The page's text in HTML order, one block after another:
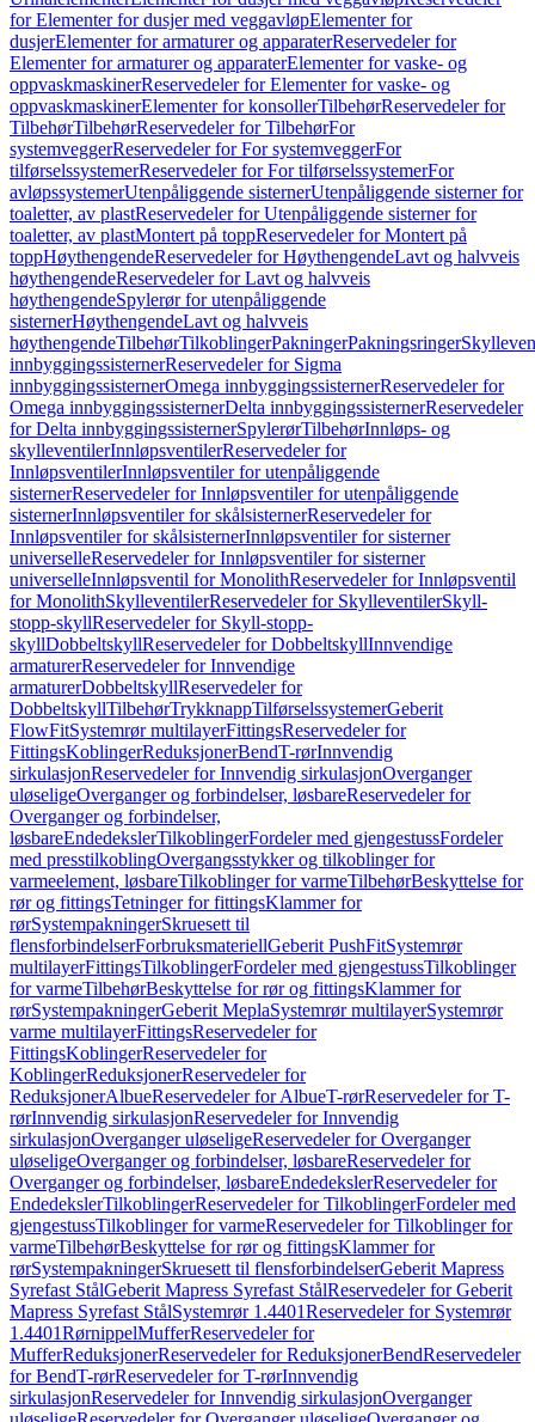
for Elementer for dusjer med veggavløpElementer for
dusjerElementer for armaturer og apparaterReservedeler for
Elementer for armaturer og apparaterElementer for vaske- og
oppvaskmaskinerReservedeler for Elementer for vaske- og
oppvaskmaskinerElementer for konsollerTilbehørReservedeler for
TilbehørTilbehørReservedeler for TilbehørFor
systemveggerReservedeler for For systemveggerFor
tilførselssystemerReservedeler for For tilførselssystemerFor
avløpssystemerUtenpåliggende sisternerUtenpåliggende sisterner for
toaletter, av plastReservedeler for Utenpåliggende sisterner for
toaletter, av plastMontert på toppReservedeler for Montert på
toppHøythengendeReservedeler for HøythengendeLavt og halvveis
høythengendeReservedeler for Lavt og halvveis
høythengendeSpylerør for utenpåliggende
sisternerHøythengendeLavt og halvveis
høythengendeTilbehørTilkoblingerPakningerPakningsringer
innbyggingssisternerReservedeler for Sigma
innbyggingssisternerOmega innbyggingssisternerReservedeler for
Omega innbyggingssisternerDelta innbyggingssisternerReservedeler
for Delta innbyggingssisternerSpylerørTilbehørInnløps- og
skylleventilerInnløpsventilerReservedeler for
InnløpsventilerInnløpsventiler for utenpåliggende
sisternerReservedeler for Innløpsventiler for utenpåliggende
sisternerInnløpsventiler for skålsisternerReservedeler for
Innløpsventiler for skålsisternerInnløpsventiler for sisterner
universelleReservedeler for Innløpsventiler for sisterner
universelleInnløpsventil for MonolithReservedeler for Innløpsventil
for MonolithSkylleventilerReservedeler for SkylleventilerSkyll-
stopp-skyllReservedeler for Skyll-stopp-
skyllDobbeltskyllReservedeler for DobbeltskyllInnvendige
armaturerReservedeler for Innvendige
armaturerDobbeltskyllReservedeler for
DobbeltskyllTilbehørTrykknappTilførselssystemerGeberit
FlowFitSystemrør multilayerFittingsReservedeler for
FittingsKoblingerReduksjonerBendT-rørInnvendig
sirkulasjonReservedeler for Innvendig sirkulasjonOverganger
uløseligeOverganger og forbindelser, løsbareReservedeler for
Overganger og forbindelser,
løsbareEndedekslerTilkoblingerFordeler med gjengestussFordeler
med presstilkoblingOvergangsstykker og tilkoblinger for
varmeelement, løsbareTilkoblinger for varmeTilbehørBeskyttelse for
rør og fittingsTetninger for fittingsKlammer for
rørSystempakningerSkruesett til
flensforbindelserForbruksmateriellGeberit PushFitSystemrør
multilayerFittingsTilkoblingerFordeler med gjengestussTilkoblinger
for varmeTilbehørBeskyttelse for rør og fittingsKlammer for
rørSystempakningerGeberit MeplaSystemrør multilayerSystemrør
varme multilayerFittingsReservedeler for
FittingsKoblingerReservedeler for
KoblingerReduksjonerReservedeler for
ReduksjonerAlbueReservedeler for AlbueT-rørReservedeler for T-
rørInnvendig sirkulasjonReservedeler for Innvendig
sirkulasjonOverganger uløseligeReservedeler for Overganger
uløseligeOverganger og forbindelser, løsbareReservedeler for
Overganger og forbindelser, løsbareEndedekslerReservedeler for
EndedekslerTilkoblingerReservedeler for TilkoblingerFordeler med
gjengestussTilkoblinger for varmeReservedeler for Tilkoblinger for
varmeTilbehørBeskyttelse for rør og fittingsKlammer for
rørSystempakningerSkruesett til flensforbindelserGeberit Mapress
Syrefast StålGeberit Mapress Syrefast StålReservedeler for Geberit
Mapress Syrefast StålSystemrør 1.4401Reservedeler for Systemrør
1.4401RørnippelMufferReservedeler for
MufferReduksjonerReservedeler for ReduksjonerBendReservedeler
for BendT-rørReservedeler for T-rørInnvendig
sirkulasjonReservedeler for Innvendig sirkulasjonOverganger